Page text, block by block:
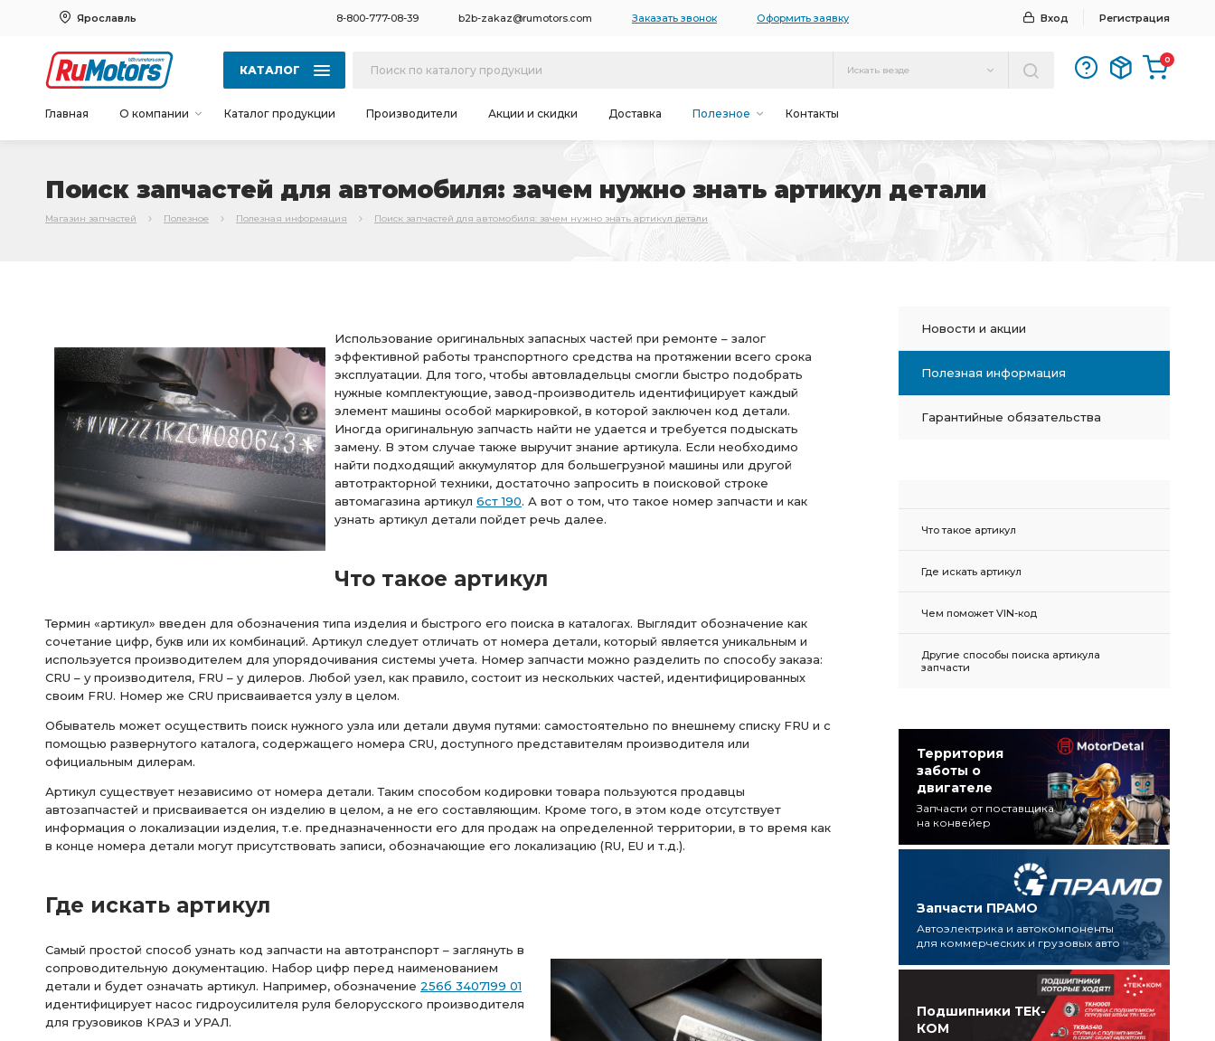
Ярославль 8-800-777-08-39 b2b-zakaz@rumotors.com Заказать звонок Оформить заявку Вход Регистрация
КАТАЛОГ Искать везде
0
Главная О компании Каталог продукции Производители Акции и скидки Доставка Полезное Контакты
Поиск запчастей для автомобиля: зачем нужно знать артикул детали
Магазин запчастей Полезное Полезная информация Поиск запчастей для автомобиля: зачем нужно знать артикул детали
Использование оригинальных запасных частей при ремонте – залог
эффективной работы транспортного средства на протяжении всего срока
эксплуатации. Для того, чтобы автовладельцы смогли быстро подобрать
нужные комплектующие, завод-производитель идентифицирует каждый
элемент машины особой маркировкой, в которой заключен код детали.
Иногда оригинальную запчасть найти не удается и требуется подыскать
замену. В этом случае также выручит знание артикула. Если необходимо
найти подходящий аккумулятор для большегрузной машины или другой
автотракторной техники, достаточно запросить в поисковой строке
автомагазина артикул 6ст 190. А вот о том, что такое номер запчасти и как
узнать артикул детали пойдет речь далее.
Что такое артикул
Термин «артикул» введен для обозначения типа изделия и быстрого его поиска в каталогах. Выглядит обозначение как
сочетание цифр, букв или их комбинаций. Артикул следует отличать от номера детали, который является уникальным и
используется производителем для упорядочивания системы учета. Номер запчасти можно разделить по способу заказа:
CRU – у производителя, FRU – у дилеров. Любой узел, как правило, состоит из нескольких частей, идентифицированных
своим FRU. Номер же CRU присваивается узлу в целом.
Обыватель может осуществить поиск нужного узла или детали двумя путями: самостоятельно по внешнему списку FRU и с
помощью развернутого каталога, содержащего номера CRU, доступного представителям производителя или
официальным дилерам.
Артикул существует независимо от номера детали. Таким способом кодировки товара пользуются продавцы
автозапчастей и присваивается он изделию в целом, а не его составляющим. Кроме того, в этом коде отсутствует
информация о локализации изделия, т.е. предназначенности его для продаж на определенной территории, в то время как
в конце номера детали могут присутствовать записи, обозначающие его локализацию (RU, EU и т.д.).
Где искать артикул
Самый простой способ узнать код запчасти на автотранспорт – заглянуть в
сопроводительную документацию. Набор цифр перед наименованием
детали и будет означать артикул. Например, обозначение 256б 3407199 01
идентифицирует насос гидроусилителя руля белорусского производителя
для грузовиков КРАЗ и УРАЛ.
Новости и акции
Полезная информация
Гарантийные обязательства
Что такое артикул
Где искать артикул
Чем поможет VIN-код
Другие способы поиска артикула
запчасти
Территория
заботы о
двигателе
Запчасти от поставщика
на конвейер
Запчасти ПРАМО
Автоэлектрика и автокомпоненты
для коммерческих и грузовых авто
Подшипники ТЕК-
КОМ